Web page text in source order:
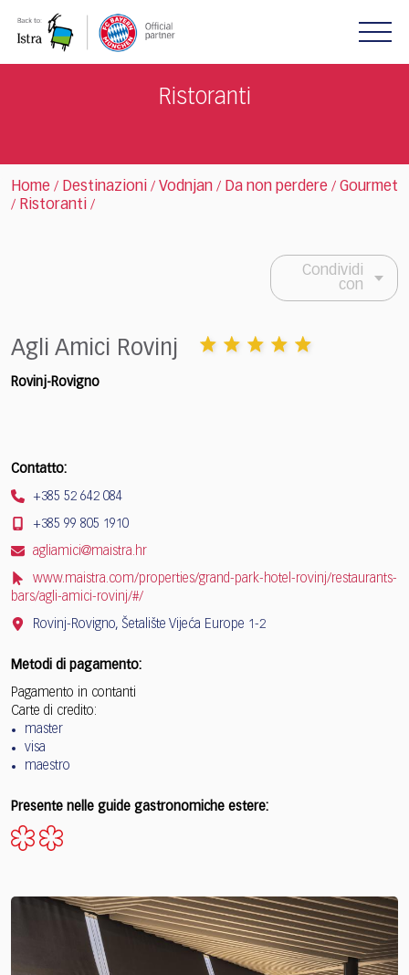
note:
Ristoranti
Home / Destinazioni / Vodnjan / Da non perdere / Gourmet
/ Ristoranti /
Condividi
con
Agli Amici Rovinj
Rovinj-Rovigno
Contatto:
+385 52 642 084
+385 99 805 1910
agliamici@maistra.hr
www.maistra.com/properties/grand-park-hotel-rovinj/restaurants-
bars/agli-amici-rovinj/#/
Rovinj-Rovigno, Šetalište Vijeća Europe 1-2
Metodi di pagamento:
Pagamento in contanti
Carte di credito:
master
visa
maestro
Presente nelle guide gastronomiche estere: